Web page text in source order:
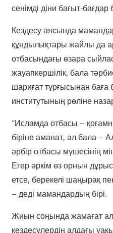
сенімді діни бағыт-бағдар
Кездесу аясында
құндылықтары жайлы да
отбасындағы өзара
жауапкершілік, бала
шариғат тұрғысынан баға
институтының рөліне
“Исламда отбасы –
біріне аманат, ал бала –
әрбір отбасы мүшесінің
Егер әркім өз орнын дұрыс
етсе, берекелі шаңырақ
– деді мамандардың бірі.
Жиын соңында жамағат
кездесулердің алдағы